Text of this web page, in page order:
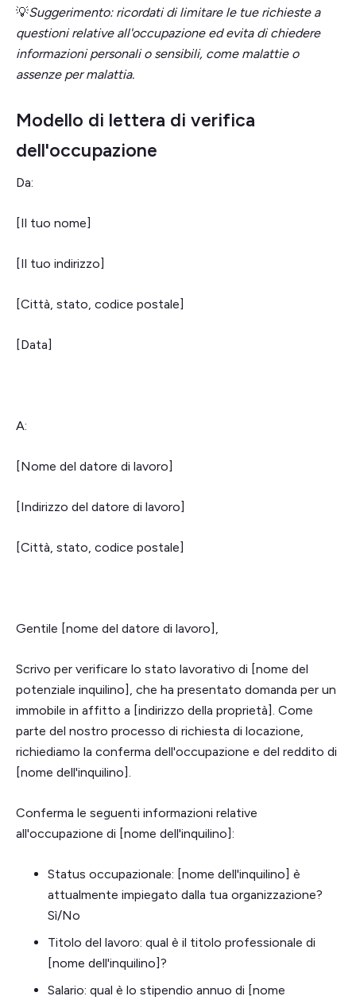
💡Suggerimento: ricordati di limitare le tue richieste a
questioni relative all'occupazione ed evita di chiedere
informazioni personali o sensibili, come malattie o
assenze per malattia.
Modello di lettera di verifica
dell'occupazione
Da:
[Il tuo nome]
[Il tuo indirizzo]
[Città, stato, codice postale]
[Data]
A:
[Nome del datore di lavoro]
[Indirizzo del datore di lavoro]
[Città, stato, codice postale]
Gentile [nome del datore di lavoro],
Scrivo per verificare lo stato lavorativo di [nome del
potenziale inquilino], che ha presentato domanda per un
immobile in affitto a [indirizzo della proprietà]. Come
parte del nostro processo di richiesta di locazione,
richiediamo la conferma dell'occupazione e del reddito di
[nome dell'inquilino].
Conferma le seguenti informazioni relative
all'occupazione di [nome dell'inquilino]:
Status occupazionale: [nome dell'inquilino] è
attualmente impiegato dalla tua organizzazione?
Sì/No
Titolo del lavoro: qual è il titolo professionale di
[nome dell'inquilino]?
Salario: qual è lo stipendio annuo di [nome